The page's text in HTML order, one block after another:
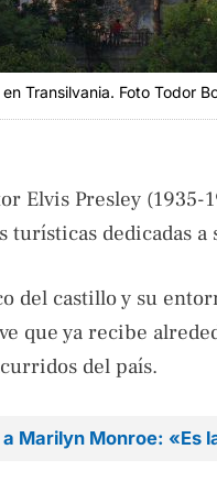
Transilvania. Foto Todor
Elvis Presley
dedicadas a
castillo y su
que ya recibe
del país.
Marilyn Monroe: «Es